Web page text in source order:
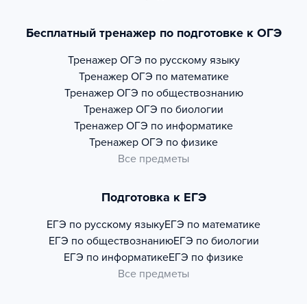
Бесплатный тренажер по подготовке к ОГЭ
Тренажер ОГЭ по русскому языку
Тренажер ОГЭ по математике
Тренажер ОГЭ по обществознанию
Тренажер ОГЭ по биологии
Тренажер ОГЭ по информатике
Тренажер ОГЭ по физике
Все предметы
Подготовка к ЕГЭ
ЕГЭ по русскому языкуЕГЭ по математике
ЕГЭ по обществознаниюЕГЭ по биологии
ЕГЭ по информатикеЕГЭ по физике
Все предметы